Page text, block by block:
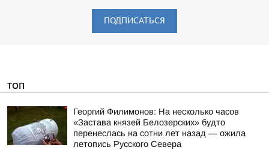
ПОДПИСАТЬСЯ
ТОП
Георгий Филимонов: На несколько часов
«Застава князей Белозерских» будто
перенеслась на сотни лет назад — ожила
летопись Русского Севера